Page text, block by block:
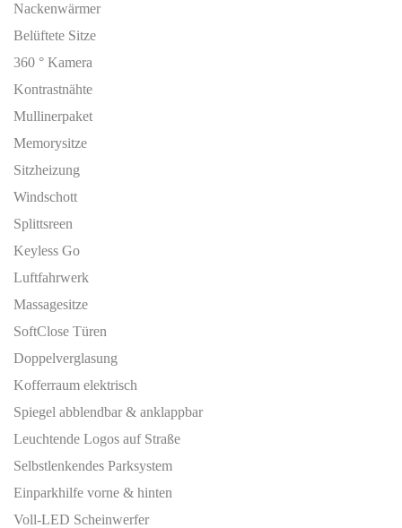
Nackenwärmer
Belüftete Sitze
360 ° Kamera
Kontrastnähte
Mullinerpaket
Memorysitze
Sitzheizung
Windschott
Splittsreen
Keyless Go
Luftfahrwerk
Massagesitze
SoftClose Türen
Doppelverglasung
Kofferraum elektrisch
Spiegel abblendbar & anklappbar
Leuchtende Logos auf Straße
Selbstlenkendes Parksystem
Einparkhilfe vorne & hinten
Voll-LED Scheinwerfer